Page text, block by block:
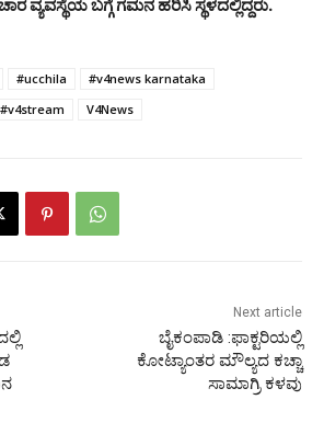
ವ್ಯವಸ್ಥೆಯ ಬಗ್ಗೆ ಗಮನ ಹರಿಸಿ ಸ್ಥಳದಲ್ಲಿದ್ದರು.
#ucchila
#v4news karnataka
#v4stream V4News
Next article
ಬೈಕಂಪಾಡಿ :ಫಾಕ್ಟರಿಯಲ್ಲಿ
ಕೋಟ್ಯಾಂತರ ಮೌಲ್ಯದ ಕಚ್ಚಾ
ಸಾಮಾಗ್ರಿ ಕಳವು